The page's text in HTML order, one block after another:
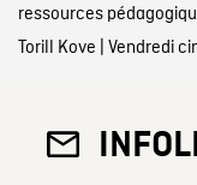
ressources
Torill Kove Vendredi